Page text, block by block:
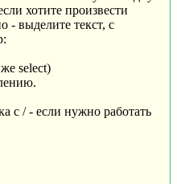
хотите произвести
- выделите текст, с
select)
с / - если нужно работать